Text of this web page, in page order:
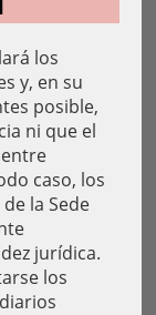
los
y, en su
posible,
ni que el
caso, los
la Sede
jurídica.
los